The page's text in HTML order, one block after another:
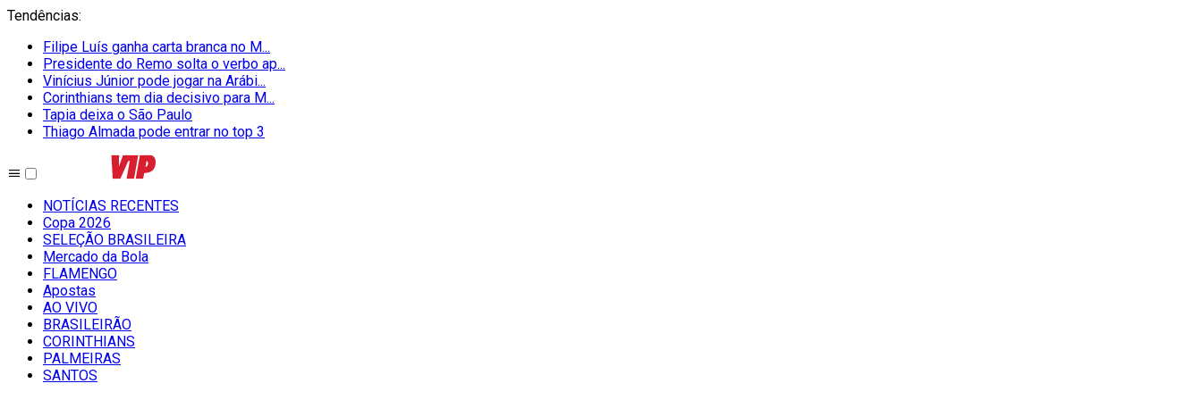
Tendências:
Filipe Luís ganha carta branca no M...
Presidente do Remo solta o verbo ap...
Vinícius Júnior pode jogar na Arábi...
Corinthians tem dia decisivo para M...
Tapia deixa o São Paulo
Thiago Almada pode entrar no top 3
NOTÍCIAS RECENTES
Copa 2026
SELEÇÃO BRASILEIRA
Mercado da Bola
FLAMENGO
Apostas
AO VIVO
BRASILEIRÃO
CORINTHIANS
PALMEIRAS
SANTOS